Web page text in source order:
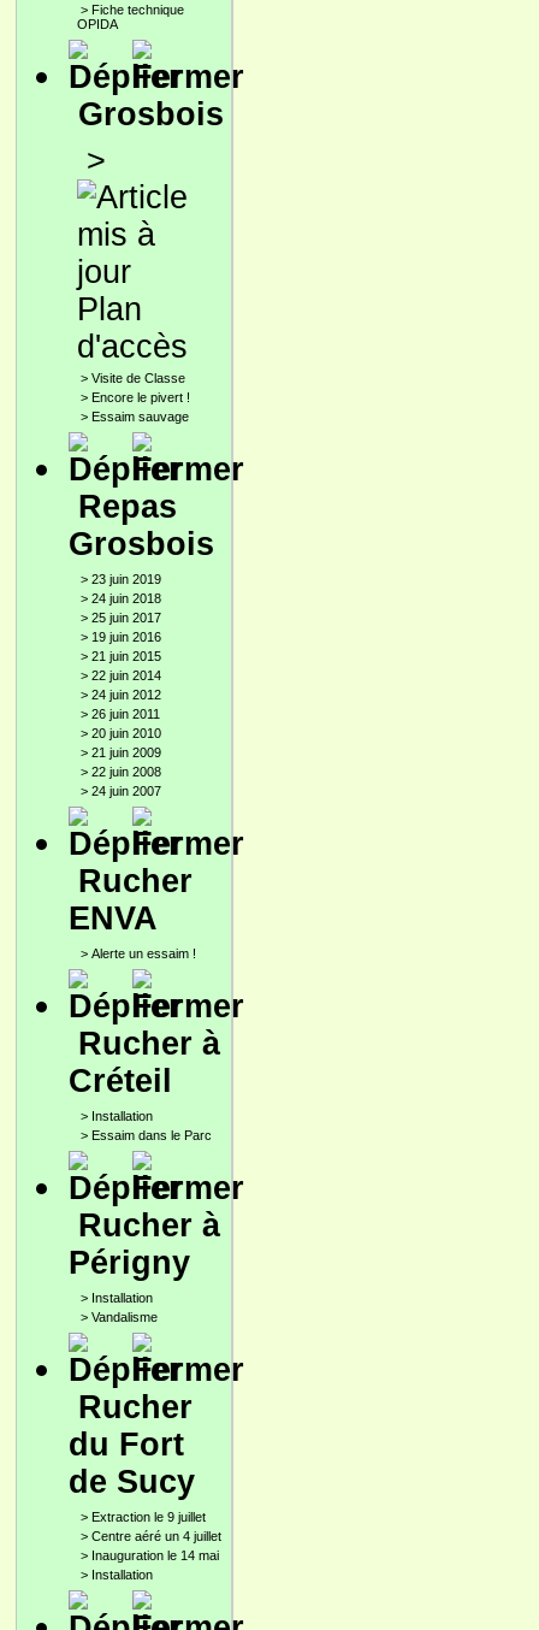
> Fiche technique
OPIDA
Grosbois
>
Plan
d'accès
> Visite de Classe
> Encore le pivert !
> Essaim sauvage
Repas
Grosbois
> 23 juin 2019
> 24 juin 2018
> 25 juin 2017
> 19 juin 2016
> 21 juin 2015
> 22 juin 2014
> 24 juin 2012
> 26 juin 2011
> 20 juin 2010
> 21 juin 2009
> 22 juin 2008
> 24 juin 2007
Rucher
ENVA
> Alerte un essaim !
Rucher à
Créteil
> Installation
> Essaim dans le Parc
Rucher à
Périgny
> Installation
> Vandalisme
Rucher
du Fort
de Sucy
> Extraction le 9 juillet
> Centre aéré un 4 juillet
> Inauguration le 14 mai
> Installation